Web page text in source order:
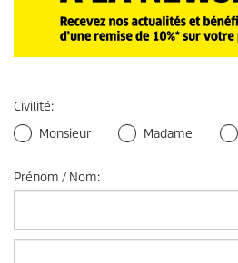
Civilité:
Monsieur
Madame
Prénom / Nom: